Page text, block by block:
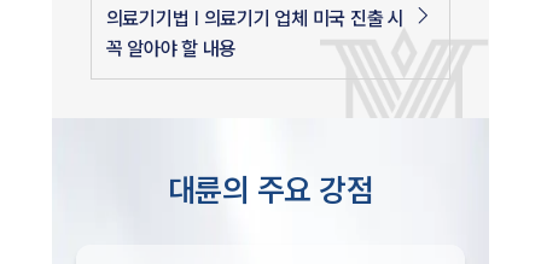
의료기기법 | 의료기기 업체 미국 진출 시
꼭 알아야 할 내용
대륜의 주요 강점